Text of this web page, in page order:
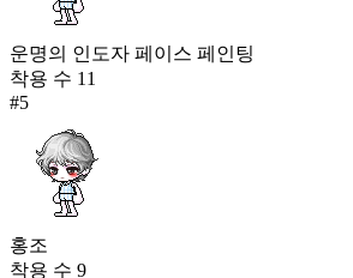
운명의 인도자 페이스 페인팅
착용 수 11
#5
홍조
착용 수 9